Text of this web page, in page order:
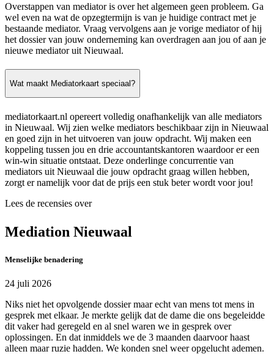
Overstappen van mediator is over het algemeen geen probleem. Ga
wel even na wat de opzegtermijn is van je huidige contract met je
bestaande mediator. Vraag vervolgens aan je vorige mediator of hij
het dossier van jouw onderneming kan overdragen aan jou of aan je
nieuwe mediator uit Nieuwaal.
Wat maakt Mediatorkaart speciaal?
mediatorkaart.nl opereert volledig onafhankelijk van alle mediators
in Nieuwaal. Wij zien welke mediators beschikbaar zijn in Nieuwaal
en goed zijn in het uitvoeren van jouw opdracht. Wij maken een
koppeling tussen jou en drie accountantskantoren waardoor er een
win-win situatie ontstaat. Deze onderlinge concurrentie van
mediators uit Nieuwaal die jouw opdracht graag willen hebben,
zorgt er namelijk voor dat de prijs een stuk beter wordt voor jou!
Lees de recensies over
Mediation Nieuwaal
Menselijke benadering
24 juli 2026
Niks niet het opvolgende dossier maar echt van mens tot mens in
gesprek met elkaar. Je merkte gelijk dat de dame die ons begeleidde
dit vaker had geregeld en al snel waren we in gesprek over
oplossingen. En dat inmiddels we de 3 maanden daarvoor haast
alleen maar ruzie hadden. We konden snel weer opgelucht ademen.